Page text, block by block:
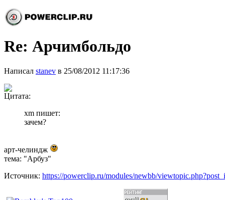
Re: Арчимбольдо
Написал stanev в 25/08/2012 11:17:36
Цитата:
xm пишет:
зачем?
арт-челиндж
тема: "Арбуз"
Источник: https://powerclip.ru/modules/newbb/